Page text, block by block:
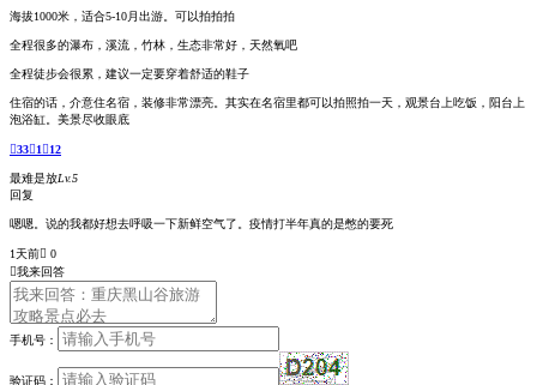
海拔1000米，适合5-10月出游。可以拍拍拍
全程很多的瀑布，溪流，竹林，生态非常好，天然氧吧
全程徒步会很累，建议一定要穿着舒适的鞋子
住宿的话，介意住名宿，装修非常漂亮。其实在名宿里都可以拍照拍一天，观景台上吃饭，阳台上
泡浴缸。美景尽收眼底
33112
最难是放Lv.5
回复
嗯嗯。说的我都好想去呼吸一下新鲜空气了。疫情打半年真的是憋的要死
1天前 0
我来回答
手机号：
验证码：